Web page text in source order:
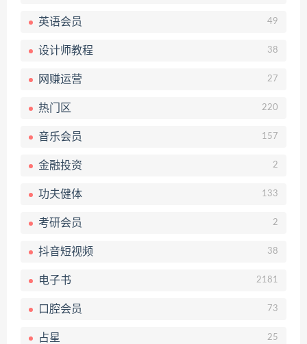
英语会员 49
设计师教程 38
网赚运营 27
热门区 220
音乐会员 157
金融投资 2
功夫健体 133
考研会员 2
抖音短视频 38
电子书 2181
口腔会员 73
占星 25